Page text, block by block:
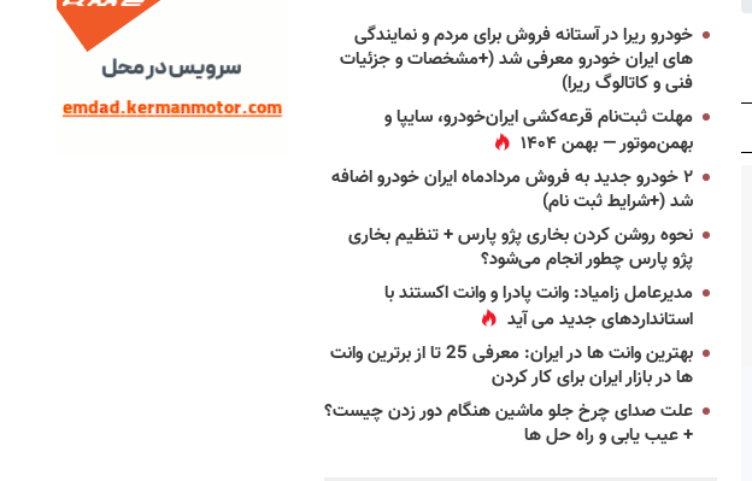
خودرو ریرا در آستانه فروش برای مردم و نمایندگی
های ایران خودرو معرفی شد (+مشخصات و جزئیات
فنی و کاتالوگ ریرا)
مهلت ثبت‌نام قرعه‌کشی ایران‌خودرو، سایپا و
بهمن‌موتور — بهمن ۱۴۰۴
۲ خودرو جدید به فروش مردادماه ایران خودرو اضافه
شد (+شرایط ثبت نام)
نحوه روشن کردن بخاری پژو پارس + تنظیم بخاری
پژو پارس چطور انجام می‌شود؟
مدیرعامل زامیاد: وانت پادرا و وانت اکستند با
استانداردهای جدید می آید
بهترین وانت ها در ایران: معرفی 25 تا از برترین وانت
ها در بازار ایران برای کار کردن
علت صدای چرخ جلو ماشین هنگام دور زدن چیست؟
+ عیب یابی و راه حل ها